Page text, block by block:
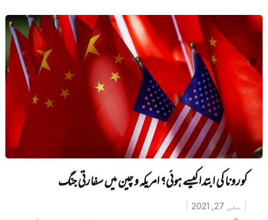
کورونا کی ابتدا کیسے ہوئی؟ امریکہ و چین میں سفارتی جنگ
مئی 27, 2021